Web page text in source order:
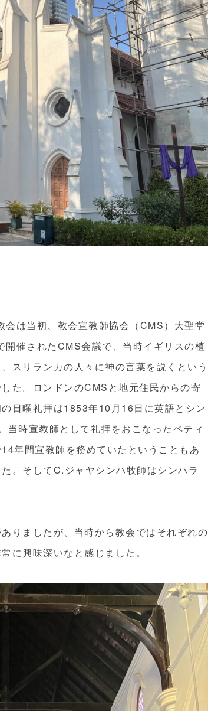
は当初、教会宣教師協会（CMS）大聖堂
催されたCMS会議で、当時イギリスの植
スリランカの人々に神の言葉を説くという
た。ロンドンのCMSと地元住民からの寄
日曜礼拝は1853年10月16日に英語とシン
時宣教師として礼拝をおこなったペティ
年間宣教師を務めていたということもあ
。そしてC.ジャヤシンハ牧師はシンハラ
りましたが、当時から教会ではそれぞれの
に興味深いなと感じました。